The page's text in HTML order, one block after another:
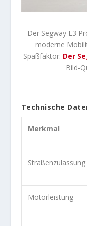
Der Segway E3
moderne
Spaßfaktor: Der
Bild-
Technische
Merkmal
Straßenzulassung
Motorleistung